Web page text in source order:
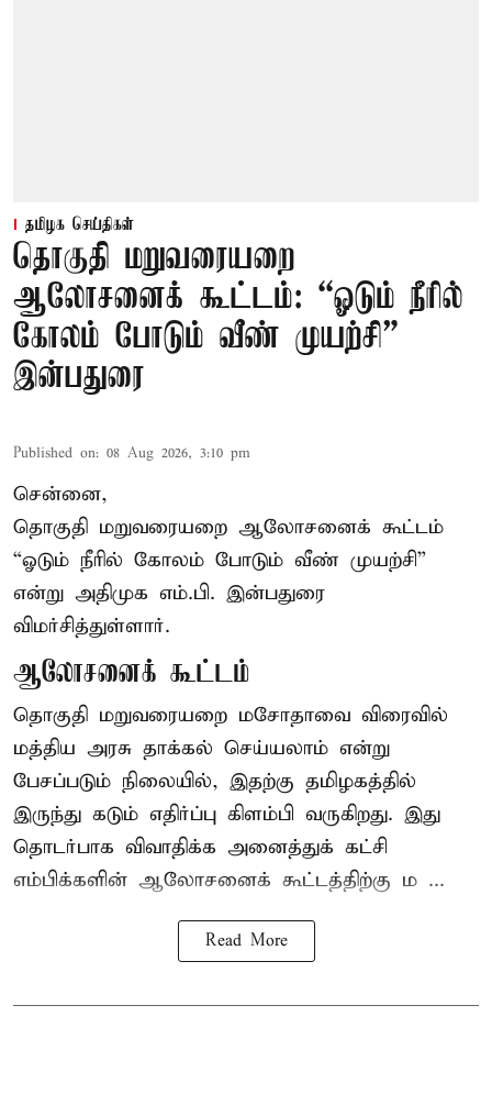
தமிழக செய்திகள்
தொகுதி மறுவரையறை
ஆலோசனைக் கூட்டம்: “ஓடும் நீரில்
கோலம் போடும் வீண் முயற்சி” –
இன்பதுரை
Published on: 08 Aug 2026, 3:10 pm
சென்னை,
தொகுதி மறுவரையறை ஆலோசனைக் கூட்டம்
“ஓடும் நீரில் கோலம் போடும் வீண் முயற்சி”
என்று அதிமுக எம்.பி. இன்பதுரை
விமர்சித்துள்ளார்.
ஆலோசனைக் கூட்டம்
தொகுதி மறுவரையறை மசோதாவை விரைவில்
மத்திய அரசு தாக்கல் செய்யலாம் என்று
பேசப்படும் நிலையில், இதற்கு தமிழகத்தில்
இருந்து கடும் எதிர்ப்பு கிளம்பி வருகிறது. இது
தொடர்பாக விவாதிக்க அனைத்துக் கட்சி
எம்பிக்களின் ஆலோசனைக் கூட்டத்திற்கு ம ...
Read More